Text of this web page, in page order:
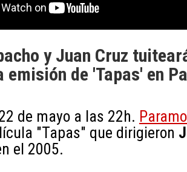
y Juan Cruz
emisión de 'Tapas' en
de mayo a las 22h.
"Tapas" que dirigieron
el 2005.